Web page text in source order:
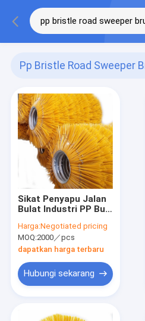
Pp Bristle Road Sweeper
Sikat Penyapu Jalan
Bulat Industri PP Bulu
Harga:Negotiated pricing
MOQ:2000／pcs
dapatkan harga terbaru
Hubungi sekarang